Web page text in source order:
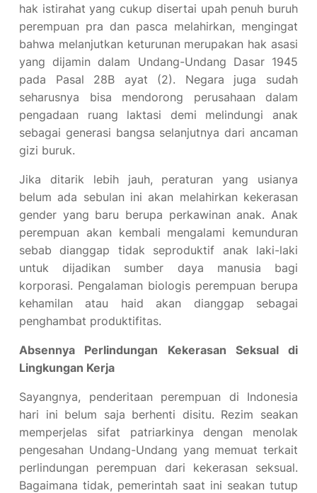
hak istirahat yang cukup disertai upah penuh buruh
perempuan pra dan pasca melahirkan, mengingat
bahwa melanjutkan keturunan merupakan hak asasi
yang dijamin dalam Undang-Undang Dasar 1945
pada Pasal 28B ayat (2). Negara juga sudah
seharusnya bisa mendorong perusahaan dalam
pengadaan ruang laktasi demi melindungi anak
sebagai generasi bangsa selanjutnya dari ancaman
gizi buruk.
Jika ditarik lebih jauh, peraturan yang usianya
belum ada sebulan ini akan melahirkan kekerasan
gender yang baru berupa perkawinan anak. Anak
perempuan akan kembali mengalami kemunduran
sebab dianggap tidak seproduktif anak laki-laki
untuk dijadikan sumber daya manusia bagi
korporasi. Pengalaman biologis perempuan berupa
kehamilan atau haid akan dianggap sebagai
penghambat produktifitas.
Absennya Perlindungan Kekerasan Seksual di
Lingkungan Kerja
Sayangnya, penderitaan perempuan di Indonesia
hari ini belum saja berhenti disitu. Rezim seakan
memperjelas sifat patriarkinya dengan menolak
pengesahan Undang-Undang yang memuat terkait
perlindungan perempuan dari kekerasan seksual.
Bagaimana tidak, pemerintah saat ini seakan tutup